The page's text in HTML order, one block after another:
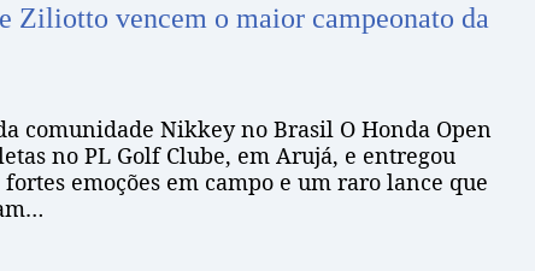
Ziliotto vencem o maior campeonato da
comunidade Nikkey no Brasil O Honda Open
no PL Golf Clube, em Arujá, e entregou
emoções em campo e um raro lance que